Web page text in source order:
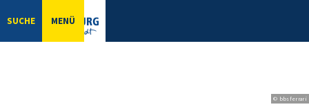
SUCHE MENÜ
© bbsferrari